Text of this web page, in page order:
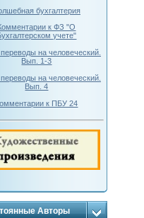
бухгалтерия
к ФЗ "О
учете"
на человеческий.
Вып. 1-3
на человеческий.
Вып. 4
к ПБУ 24
Авторы